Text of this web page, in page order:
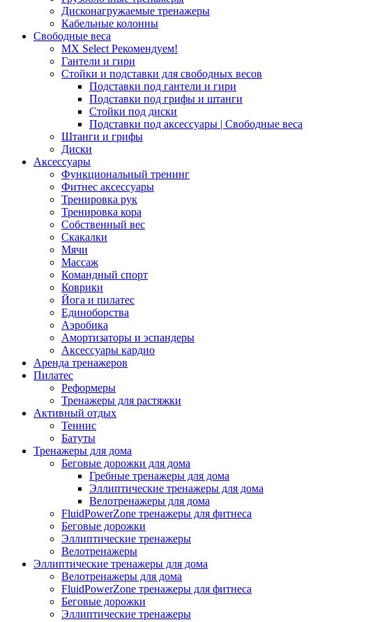
Дисконагружаемые тренажеры
Кабельные колонны
Свободные веса
MX Select Рекомендуем!
Гантели и гири
Стойки и подставки для свободных весов
Подставки под гантели и гири
Подставки под грифы и штанги
Стойки под диски
Подставки под аксессуары | Свободные веса
Штанги и грифы
Диски
Аксессуары
Функциональный тренинг
Фитнес аксессуары
Тренировка рук
Тренировка кора
Собственный вес
Скакалки
Мячи
Массаж
Командный спорт
Коврики
Йога и пилатес
Единоборства
Аэробика
Амортизаторы и эспандеры
Аксессуары кардио
Аренда тренажеров
Пилатес
Реформеры
Тренажеры для растяжки
Активный отдых
Теннис
Батуты
Тренажеры для дома
Беговые дорожки для дома
Гребные тренажеры для дома
Эллиптические тренажеры для дома
Велотренажеры для дома
FluidPowerZone тренажеры для фитнеса
Беговые дорожки
Эллиптические тренажеры
Велотренажеры
Эллиптические тренажеры для дома
Велотренажеры для дома
FluidPowerZone тренажеры для фитнеса
Беговые дорожки
Эллиптические тренажеры